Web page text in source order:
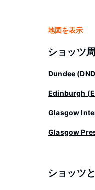
地図を表示
ショッツ
Dundee
Edinburgh
Glasgow
Glasgow
ショッツ